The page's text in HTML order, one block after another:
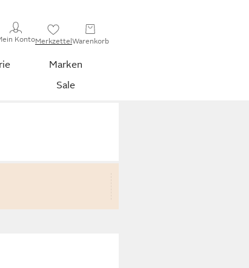
KontoMerkzettelWarenkorb
Marken
Sale